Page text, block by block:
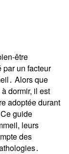
être
par un facteur
Alors que
dormir, il est
adoptée durant
guide
leurs
des